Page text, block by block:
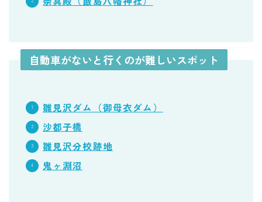
自動車がないと行くのが難しいスポット
雛見沢ダム（御母衣ダム）
沙都子橋
雛見沢分校跡地
鬼ヶ淵沼